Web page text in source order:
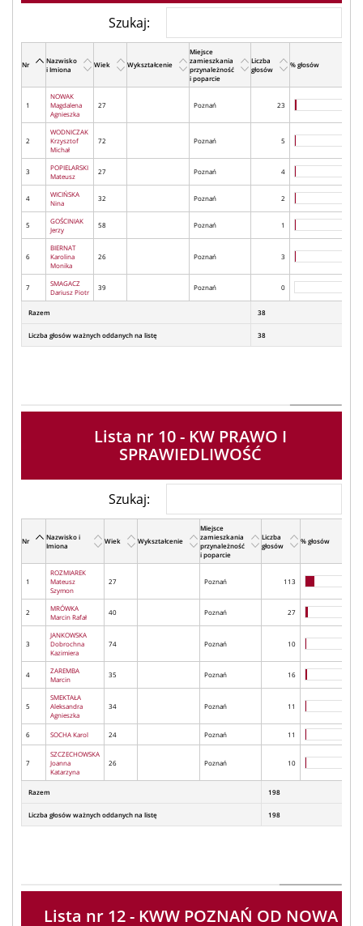
Szukaj:
Nr
Nazwisko
i Imiona
Wiek Wykształcenie
Miejsce
zamieszkania
przynależność
i poparcie
Liczba
głosów
% głosów
1
NOWAK
Magdalena
Agnieszka
27 Poznań 23
2
WODNICZAK
Krzysztof
Michał
72 Poznań 5
3
POPIELARSKI
Mateusz
27 Poznań 4
4
WICIŃSKA
Nina
32 Poznań 2
5
GOŚCINIAK
Jerzy
58 Poznań 1
6
BIERNAT
Karolina
Monika
26 Poznań 3
7
SMAGACZ
Dariusz Piotr
39 Poznań 0
Razem 38
Liczba głosów ważnych oddanych na listę 38
Lista nr 10 - KW PRAWO I
SPRAWIEDLIWOŚĆ
Szukaj:
Nr
Nazwisko i
Imiona
Wiek Wykształcenie
Miejsce
zamieszkania
przynależność
i poparcie
Liczba
głosów
% głosów
1
ROZMIAREK
Mateusz
Szymon
27 Poznań 113
2
MRÓWKA
Marcin Rafał
40 Poznań 27
3
JANKOWSKA
Dobrochna
Kazimiera
74 Poznań 10
4
ZAREMBA
Marcin
35 Poznań 16
5
SMEKTAŁA
Aleksandra
Agnieszka
34 Poznań 11
6 SOCHA Karol 24 Poznań 11
7
SZCZECHOWSKA
Joanna
Katarzyna
26 Poznań 10
Razem 198
Liczba głosów ważnych oddanych na listę 198
Lista nr 12 - KWW POZNAŃ OD NOWA